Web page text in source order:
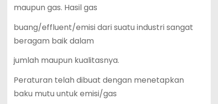
maupun gas. Hasil gas
buang/effluent/emisi dari suatu industri sangat
beragam baik dalam
jumlah maupun kualitasnya.
Peraturan telah dibuat dengan menetapkan
baku mutu untuk emisi/gas